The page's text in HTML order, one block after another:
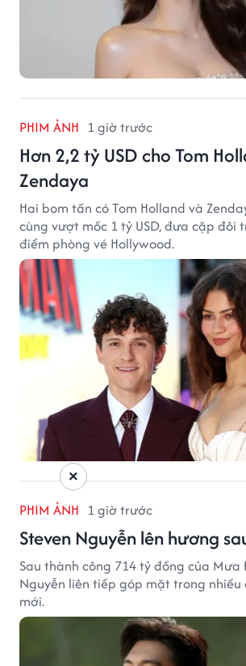
PHIM ẢNH 1 giờ trước
Hơn 2,2 tỷ USD cho Tom
Zendaya
Hai bom tấn có Tom Holland và
cùng vượt mốc 1 tỷ USD, đưa cặp đôi
điểm phòng vé Hollywood.
PHIM ẢNH 1 giờ trước
Steven Nguyễn lên hương
Sau thành công 714 tỷ đồng của Mưa
Nguyễn liên tiếp góp mặt trong
mới.
×